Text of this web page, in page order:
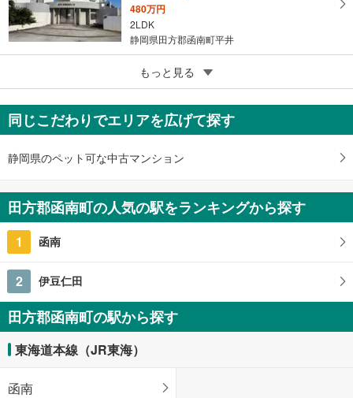
480万円
2LDK
静岡県田方郡函南町平井
ベラヴィスタ南箱根
1,580万円
2LDK
静岡県田方郡函南町平井
もっと見る
同じこだわりでエリアを広げて探す
静岡県のペット可な中古マンション
田方郡函南町の人気の駅をランキングから探す
1 函南
2 伊豆仁田
田方郡函南町の駅から探す
東海道本線（JR東海）
函南